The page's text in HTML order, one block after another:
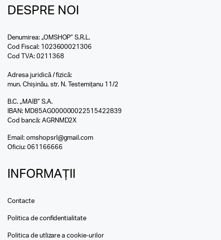
DESPRE NOI
Denumirea: „OMSHOP” S.R.L.
Cod Fiscal: 1023600021306
Cod TVA: 0211368
Adresa juridică / fizică:
mun. Chișinău, str. N. Testemițanu 11/2
B.C. „MAIB” S.A.
IBAN: MD85AG000000022515422839
Cod bancă: AGRNMD2X
Email: omshopsrl@gmail.com
Oficiu: 061166666
INFORMAȚII
Contacte
Politica de confidentialitate
Politica de utlizare a cookie-urilor